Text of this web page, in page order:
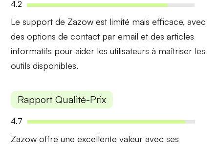
4.2
Le support de Zazow est limité mais efficace, avec
des options de contact par email et desarticles
informatifs pour aider les utilisateurs à maîtriser les
outils disponibles.
Rapport Qualité-Prix
4.7
Zazow offre une excellente valeur avec ses